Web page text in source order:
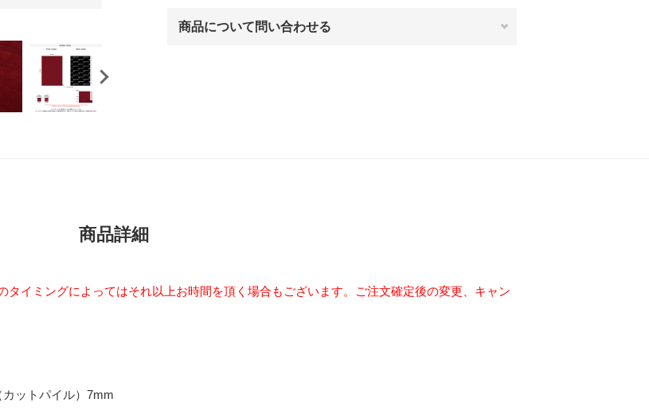
商品について問い合わせる
商品詳細
イミングによってはそれ以上お時間を頂く場合もございます。ご注文確定後の変更、キャン
ットパイル）7mm